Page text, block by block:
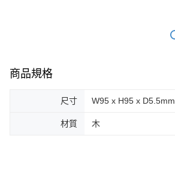
商品規格
尺寸 W95 x H95 x D5.5mm
材質 木